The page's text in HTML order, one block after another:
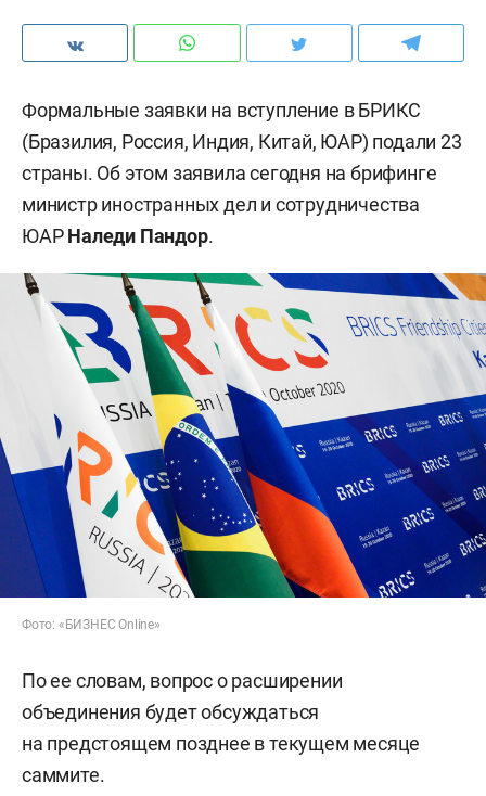
Формальные заявки на вступление в БРИКС
(Бразилия, Россия, Индия, Китай, ЮАР) подали 23
страны. Об этом заявила сегодня на брифинге
министр иностранных дел и сотрудничества
ЮАРНаледи Пандор.
Фото: «БИЗНЕС Online»
По ее словам, вопрос о расширении
объединения будет обсуждаться
на предстоящем позднее в текущем месяце
саммите.